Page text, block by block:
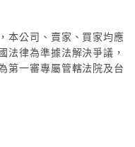
本公司、賣家、買家均應
法律為準據法解決爭議，
第一審專屬管轄法院及台